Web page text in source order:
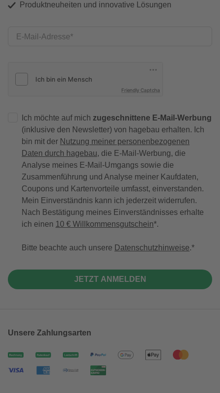
Produktneuheiten und innovative Lösungen
E-Mail-Adresse
Friendly Captcha
Ich möchte auf mich zugeschnittene E-Mail-Werbung
(inklusive den Newsletter) von hagebau erhalten. Ich
bin mit der Nutzung meiner personenbezogenen
Daten durch hagebau, die E-Mail-Werbung, die
Analyse meines E-Mail-Umgangs sowie die
Zusammenführung und Analyse meiner Kaufdaten,
Coupons und Kartenvorteile umfasst, einverstanden.
Mein Einverständnis kann ich jederzeit widerrufen.
Nach Bestätigung meines Einverständnisses erhalte
ich einen 10 € Willkommensgutschein*.
Bitte beachte auch unsere Datenschutzhinweise.
JETZT ANMELDEN
Unsere Zahlungsarten